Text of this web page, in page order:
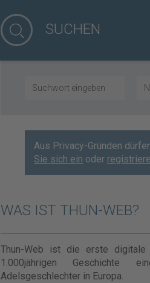
Aus Privacy-Gründen
Sie sich ein oder
WAS IST THUN-WEB?
Thun-Web ist die erste digitale
1.000jährigen Geschichte
Adelsgeschlechter in Europa.
SUCHEN